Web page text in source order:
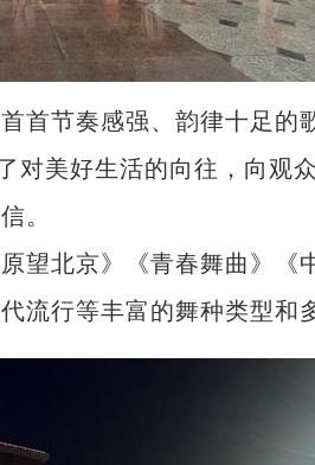
节奏感强、韵律十足的
对美好生活的向往，向观
。
北京》《青春舞曲》《
流行等丰富的舞种类型和